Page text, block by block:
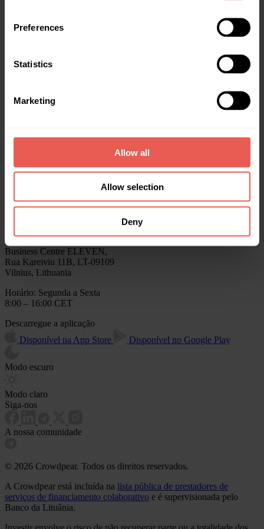
Preferences
Statistics
Marketing
Allow all
Allow selection
Deny
Estatísticas
Ajuda
Contactos
Para financiamento+351 932 363 587
Crowdpear, UAB
Business Centre ELEVEN,
Rua Kareiviu 11B, LT-09109
Vilnius, Lithuania
Horário: Segunda a Sexta
8:00 – 16:00 CET
Descarregue a aplicação
Disponível na App Store
Disponível no Google Play
Modo escuro
Modo claro
Siga-nos
A nossa comunidade
© 2026 Crowdpear. Todos os direitos reservados.
A Crowdpear está incluída na lista pública de prestadores de
serviços de financiamento colaborativo e é supervisionada pelo
Banco da Lituânia.